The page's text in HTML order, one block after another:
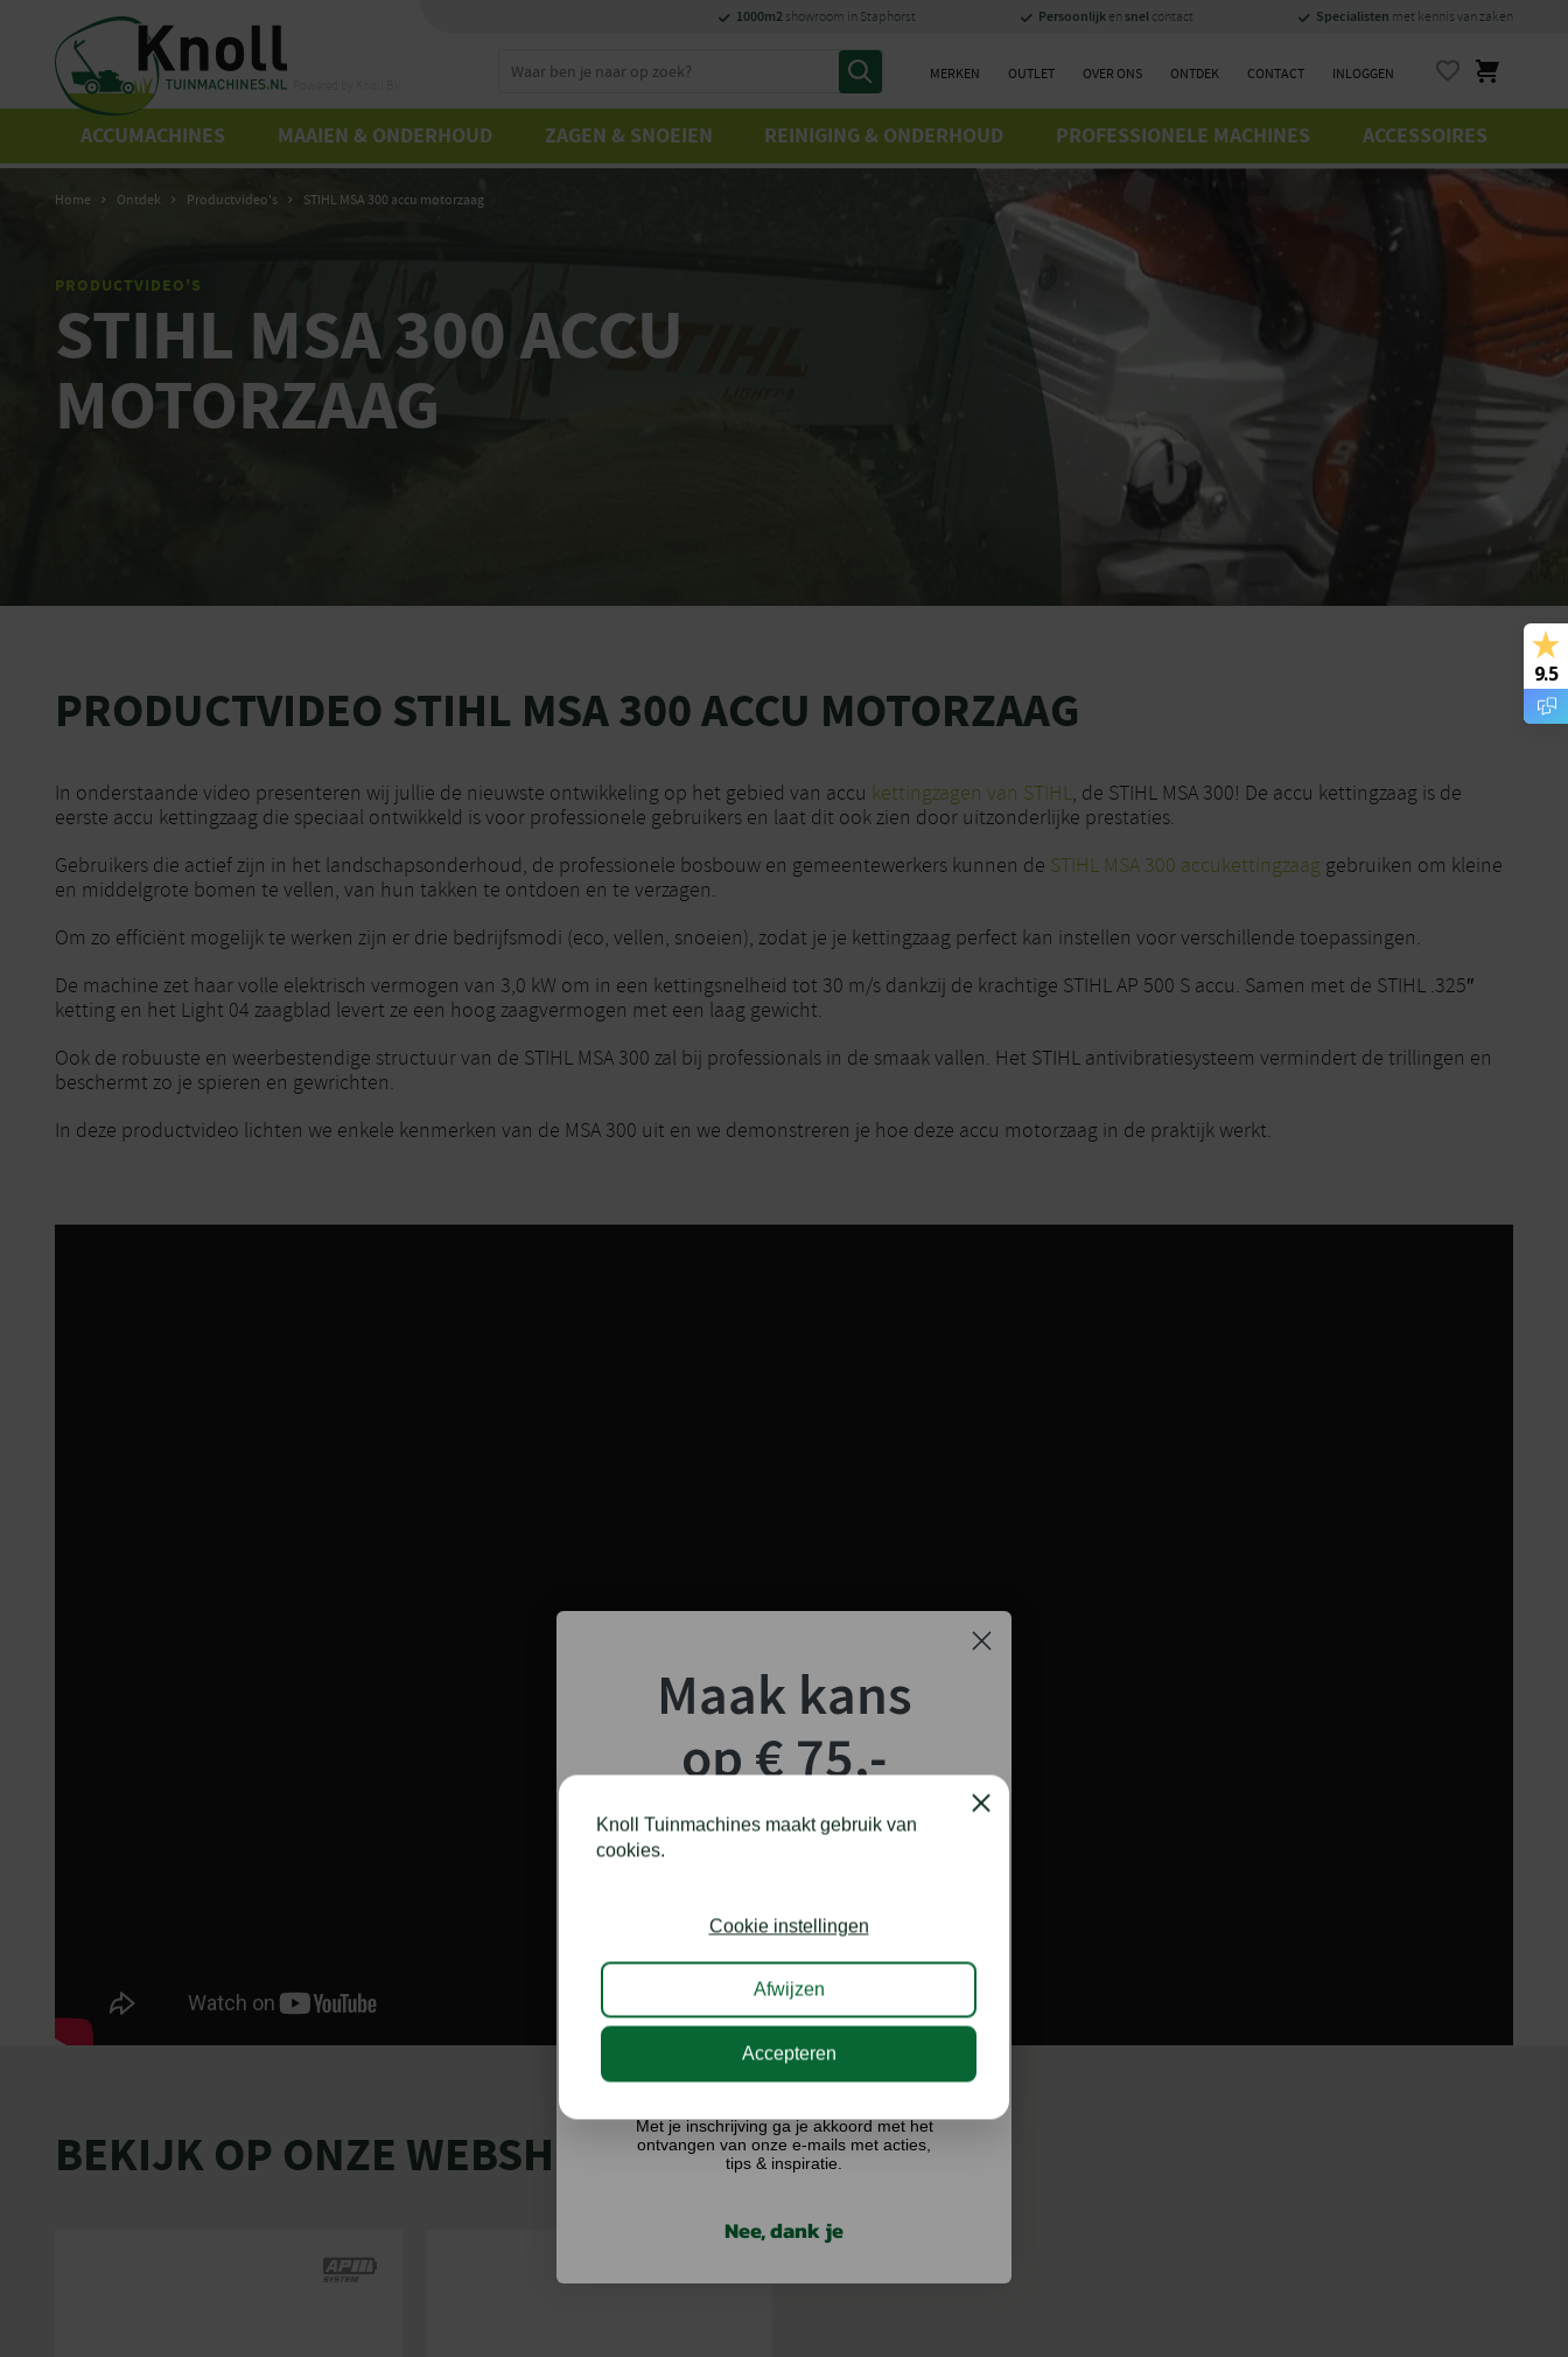
1000m2 showroom in Staphorst Persoonlijk en snel contact Specialisten met kennis van zaken
Zoeken MERKEN OUTLET OVER ONS ONTDEK CONTACT INLOGGEN
ACCUMACHINES MAAIEN & ONDERHOUD ZAGEN & SNOEIEN REINIGING & ONDERHOUD PROFESSIONELE MACHINES ACCESSOIRES
Home Ontdek Productvideo's STIHL MSA 300 accu motorzaag
PRODUCTVIDEO'S
STIHL MSA 300 ACCU
MOTORZAAG
PRODUCTVIDEO STIHL MSA 300 ACCU MOTORZAAG
In onderstaande video presenteren wij jullie de nieuwste ontwikkeling op het gebied van accu kettingzagen van STIHL, de STIHL MSA 300! De accu kettingzaag is de
eerste accu kettingzaag die speciaal ontwikkeld is voor professionele gebruikers en laat dit ook zien door uitzonderlijke prestaties.
Gebruikers die actief zijn in het landschapsonderhoud, de professionele bosbouw en gemeentewerkers kunnen de STIHL MSA 300 accukettingzaag gebruiken om kleine
en middelgrote bomen te vellen, van hun takken te ontdoen en te verzagen.
Om zo efficiënt mogelijk te werken zijn er drie bedrijfsmodi (eco, vellen, snoeien), zodat je je kettingzaag perfect kan instellen voor verschillende toepassingen.
De machine zet haar volle elektrisch vermogen van 3,0 kW om in een kettingsnelheid tot 30 m/s dankzij de krachtige STIHL AP 500 S accu. Samen met de STIHL .325″
ketting en het Light 04 zaagblad levert ze een hoog zaagvermogen met een laag gewicht.
Ook de robuuste en weerbestendige structuur van de STIHL MSA 300 zal bij professionals in de smaak vallen. Het STIHL antivibratiesysteem vermindert de trillingen en
beschermt zo je spieren en gewrichten.
In deze productvideo lichten we enkele kenmerken van de MSA 300 uit en we demonstreren je hoe deze accu motorzaag in de praktijk werkt.
BEKIJK OP ONZE WEBSHOP
9.5
Knoll Tuinmachines maakt gebruik van
cookies.
Close
Cookie instellingen
Afwijzen
Accepteren
Maak kans
op € 75,-
shoptegoed!
Ik doe graag mee!
Met je inschrijving ga je akkoord met het
ontvangen van onze e-mails met acties,
tips & inspiratie.
Nee, dank je